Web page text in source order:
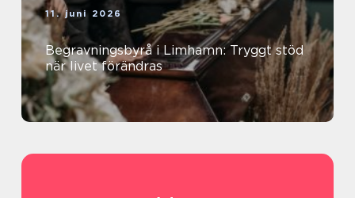
11. juni 2026
Begravningsbyrå i Limhamn: Tryggt stöd
när livet förändras